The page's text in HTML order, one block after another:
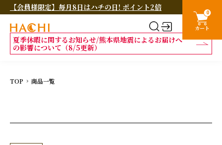
【会員様限定】毎月8日はハチの日! ポイント2倍
夏季休暇に関するお知らせ/熊本県地震によるお届けへ
の影響について（8/5更新）
0
カート
TOP 商品一覧